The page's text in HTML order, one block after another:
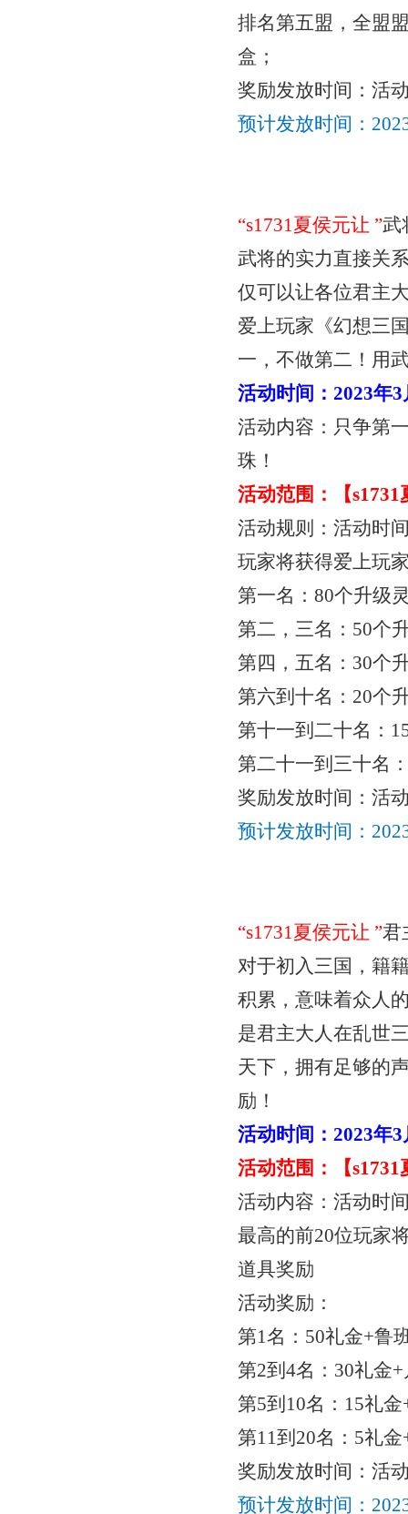
排名第五盟，全盟
盒；
奖励发放时间：活
预计发放时间：
“s1731夏侯元让”武
武将的实力直接关
仅可以让各位君主
爱上玩家《幻想三
一，不做第二！用
活动时间：2023年
活动内容：只争第
珠！
活动范围：【
活动规则：活动时
玩家将获得爱上玩
第一名：80个升级
第二，三名： 50个
第四，五名： 30个
第六到十名： 20个
第十一到二十名：
第二十一到三十名
奖励发放时间：活
预计发放时间：
“s1731夏侯元让”君
对于初入三国，籍
积累，意味着众人
是君主大人在乱世
天下，拥有足够的
励！
活动时间：2023年
活动范围：【
活动内容：活动时
最高的前20位玩家
道具奖励
活动奖励：
第1名：50礼金+鲁
第2到4名：30礼金
第5到10名：15礼
第11到20名：5礼
奖励发放时间：活
预计发放时间：